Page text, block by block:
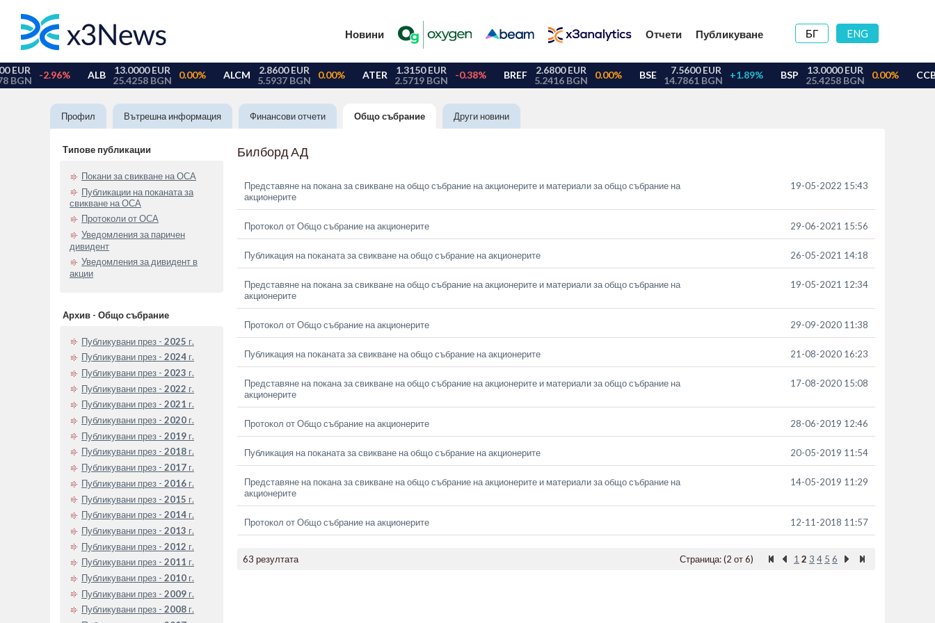
БГ ENG
Новини Отчети Публикуване
Профил Вътрешна информация Финансови отчети Общо събрание Други новини
Типове публикации
Покани за свикване на ОСА
Публикации на поканата за
свикване на ОСА
Протоколи от ОСА
Уведомления за паричен
дивидент
Уведомления за дивидент в
акции
Архив - Общо събрание
Публикувани през - 2025 г.
Публикувани през - 2024 г.
Публикувани през - 2023 г.
Публикувани през - 2022 г.
Публикувани през - 2021 г.
Публикувани през - 2020 г.
Публикувани през - 2019 г.
Публикувани през - 2018 г.
Публикувани през - 2017 г.
Публикувани през - 2016 г.
Публикувани през - 2015 г.
Публикувани през - 2014 г.
Публикувани през - 2013 г.
Публикувани през - 2012 г.
Публикувани през - 2011 г.
Публикувани през - 2010 г.
Публикувани през - 2009 г.
Публикувани през - 2008 г.
Билборд АД
Представяне на покана за свикване на общо събрание на акционерите и материали за общо събрание на
акционерите
19-05-2022 15:43
Протокол от Общо събрание на акционерите 29-06-2021 15:56
Публикация на поканата за свикване на общо събрание на акционерите 26-05-2021 14:18
Представяне на покана за свикване на общо събрание на акционерите и материали за общо събрание на
акционерите
19-05-2021 12:34
Протокол от Общо събрание на акционерите 29-09-2020 11:38
Публикация на поканата за свикване на общо събрание на акционерите 21-08-2020 16:23
Представяне на покана за свикване на общо събрание на акционерите и материали за общо събрание на
акционерите
17-08-2020 15:08
Протокол от Общо събрание на акционерите 28-06-2019 12:46
Публикация на поканата за свикване на общо събрание на акционерите 20-05-2019 11:54
Представяне на покана за свикване на общо събрание на акционерите и материали за общо събрание на
акционерите
14-05-2019 11:29
Протокол от Общо събрание на акционерите 12-11-2018 11:57
63 резултата Страница: (2 от 6) 1 2 3 4 5 6